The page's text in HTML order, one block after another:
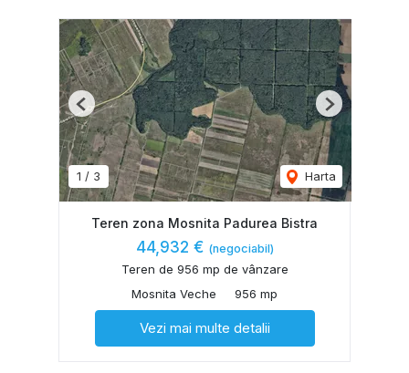
1 / 3 Harta
Previous Next
Teren zona Mosnita Padurea Bistra
44,932 € (negociabil)
Teren de 956 mp de vânzare
Mosnita Veche
956 mp
Vezi mai multe detalii